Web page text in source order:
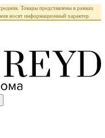
Товары представлены в рамках
носят информационный характер.